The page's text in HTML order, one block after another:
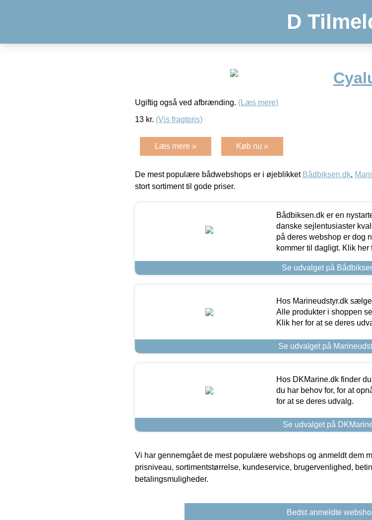
D
Ugiftig også ved afbrænding. (Læs mere)
13 kr. (Vis fragtpris)
Læs mere » Køb nu »
De mest populære bådwebshops er i øjeblikket Bådbiksen.dk,
stort sortiment til gode priser.
Bådbiksen.dk er en
danske sejlentusiaster
på deres webshop er dog
kommer til dagligt. Klik her
Se udvalget på
Hos Marineudstyr.dk
Alle produkter i shoppen
Klik her for at se deres
Se udvalget på
Hos DKMarine.dk finder
du har behov for, for at
for at se deres udvalg.
Se udvalget på
Vi har gennemgået de mest populære webshops og anmeldt dem
prisniveau, sortimentstørrelse, kundeservice, brugervenlighed,
betalingsmuligheder.
Bedst anmeldte